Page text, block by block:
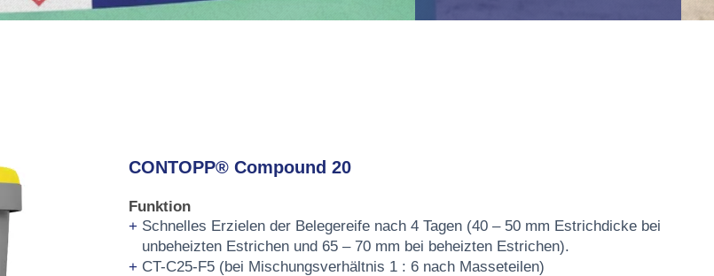
CONTOPP® Compound 20
Funktion
Schnelles Erzielen der Belegereife nach 4 Tagen (40 – 50 mm Estrichdicke bei
unbeheizten Estrichen und 65 – 70 mm bei beheizten Estrichen).
CT-C25-F5 (bei Mischungsverhältnis 1 : 6 nach Masseteilen)